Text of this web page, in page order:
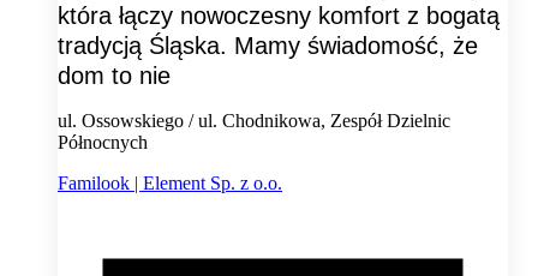
która łączy nowoczesny komfort z bogatą
tradycją Śląska. Mamy świadomość, że
dom to nie
ul. Ossowskiego / ul. Chodnikowa, Zespół Dzielnic
Północnych
Familook | Element Sp. z o.o.